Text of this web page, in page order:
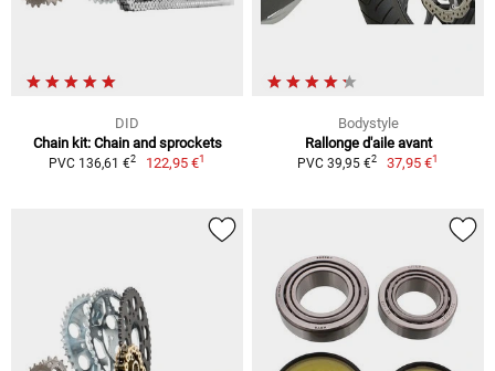
DID
Chain kit: Chain and sprockets
PVC 136,61 €2 122,95 €1
Bodystyle
Rallonge d'aile avant
PVC 39,95 €2 37,95 €1